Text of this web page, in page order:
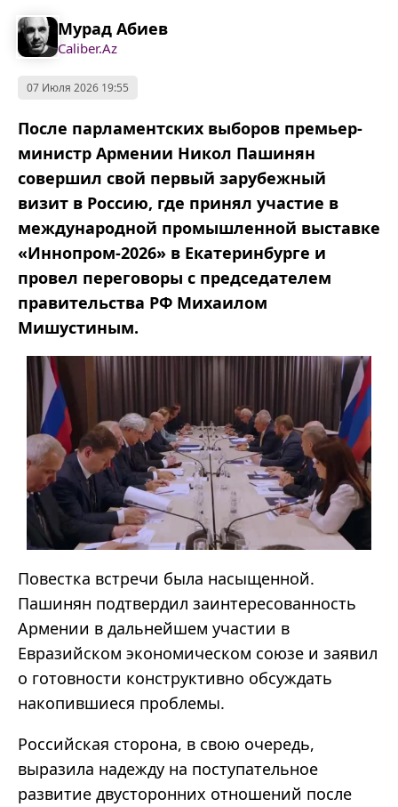
Мурад Абиев
Caliber.Az
07 Июля 2026 19:55
После парламентских выборов премьер-
министр Армении Никол Пашинян
совершил свой первый зарубежный
визит в Россию, где принял участие в
международной промышленной выставке
«Иннопром-2026» в Екатеринбурге и
провел переговоры с председателем
правительства РФ Михаилом
Мишустиным.
Повестка встречи была насыщенной.
Пашинян подтвердил заинтересованность
Армении в дальнейшем участии в
Евразийском экономическом союзе и заявил
о готовности конструктивно обсуждать
накопившиеся проблемы.
Российская сторона, в свою очередь,
выразила надежду на поступательное
развитие двусторонних отношений после